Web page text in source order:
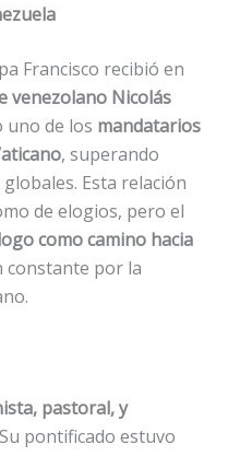
Francisco recibió en
venezolano Nicolás
uno de los mandatarios
, superando
Esta relación
de elogios, pero el
como camino hacia
constante por la
pastoral, y
pontificado estuvo